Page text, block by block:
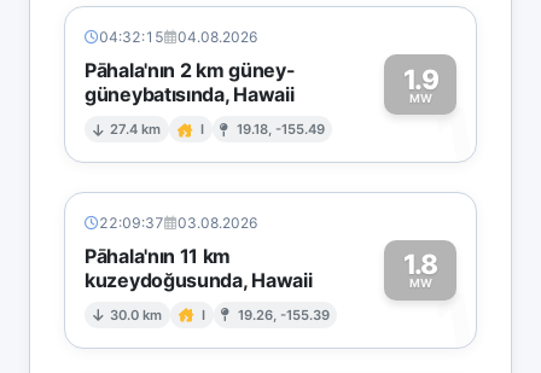
04:32:15 04.08.2026
Pāhala'nın 2 km güney-
güneybatısında, Hawaii
27.4 km I 19.18, -155.49
1.9
MW1
22:09:37 03.08.2026
Pāhala'nın 11 km
kuzeydoğusunda, Hawaii
30.0 km I 19.26, -155.39
1.8
MW1